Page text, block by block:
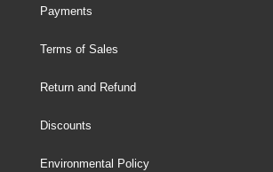
Payments
Terms of Sales
Return and Refund
Discounts
Environmental Policy